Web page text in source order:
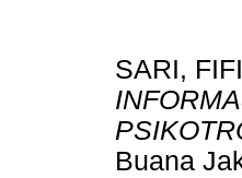
SARI,
Buana